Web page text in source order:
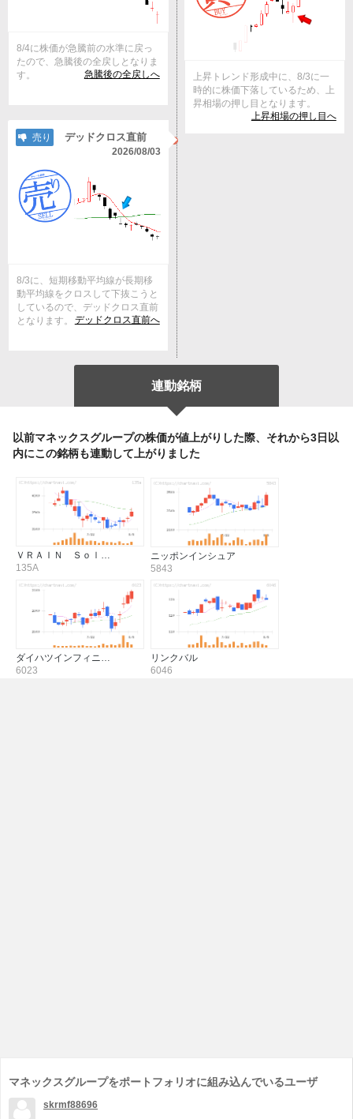
8/4に株価が急騰前の水準に戻っ
たので、急騰後の全戻しとなりま
す。
急騰後の全戻しへ
上昇トレンド形成中に、8/3に一
時的に株価下落しているため、上
昇相場の押し目となります。
上昇相場の押し目へ
売り
デッドクロス直前
2026/08/03
8/3に、短期移動平均線が長期移
動平均線をクロスして下抜こうと
しているので、デッドクロス直前
となります。
デッドクロス直前へ
連動銘柄
以前マネックスグループの株価が値上がりした際、それから3日以
内にこの銘柄も連動して上がりました
ＶＲＡＩＮ Ｓｏｌ…
135A
ニッポンインシュア
5843
ダイハツインフィニ…
6023
リンクバル
6046
マネックスグループをポートフォリオに組み込んでいるユーザ
skrmf88696